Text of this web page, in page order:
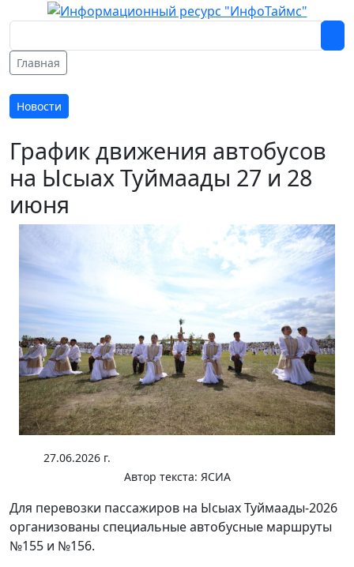
Главная
Новости
График движения автобусов
на Ысыах Туймаады 27 и 28
июня
27.06.2026 г.
Автор текста: ЯСИА
Для перевозки пассажиров на Ысыах Туймаады-2026
организованы специальные автобусные маршруты
№155 и №156.